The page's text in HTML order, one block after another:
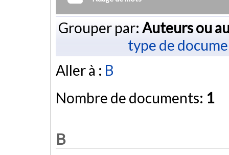
Grouper par: Auteurs ou
type de
Aller à : B
Nombre de documents: 1
B